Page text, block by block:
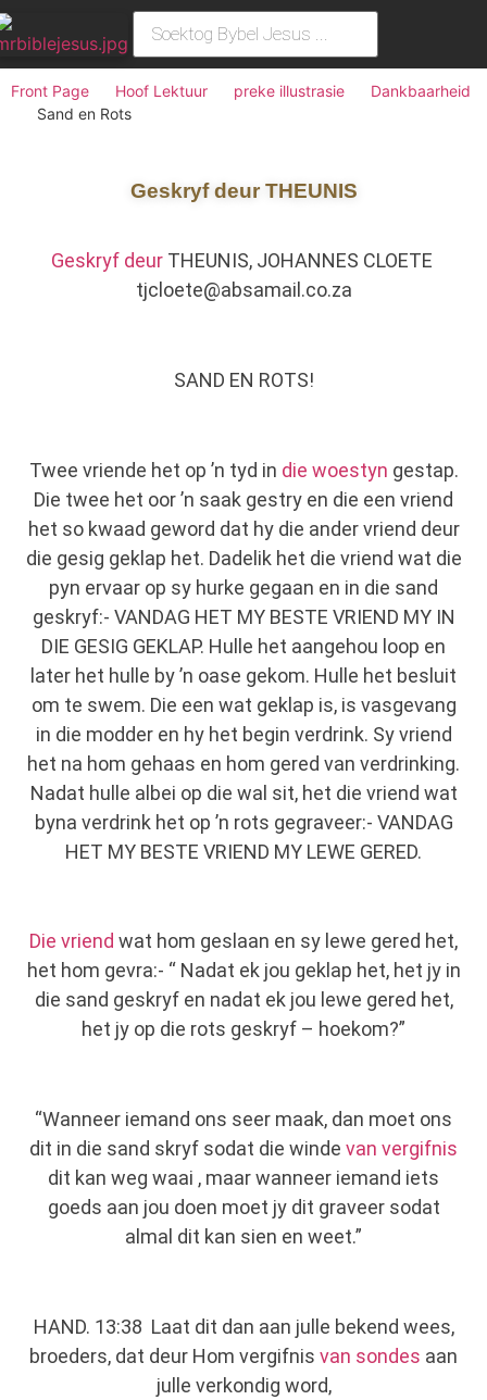
Front Page Hoof Lektuur preke illustrasie
Dankbaarheid
Sand en Rots
Geskryf deur THEUNIS
Geskryf deurTHEUNIS, JOHANNES CLOETE
tjcloete@absamail.co.za
SAND EN ROTS!
Twee vriende het op ’n tyd in die woestyn gestap.
Die twee het oor ’n saak gestry en die een vriend
het so kwaad geword dat hy die ander vriend deur
die gesig geklap het. Dadelik het die vriend wat die
pyn ervaar op sy hurke gegaan en in die sand
geskryf:- VANDAG HET MY BESTE VRIEND MY IN
DIE GESIG GEKLAP. Hulle het aangehou loop en
later het hulle by ’n oase gekom. Hulle het besluit
om te swem. Die een wat geklap is, is vasgevang
in die modder en hy het begin verdrink. Sy vriend
het na hom gehaas en hom gered van verdrinking.
Nadat hulle albei op die wal sit, het die vriend wat
byna verdrink het op ’n rots gegraveer:- VANDAG
HET MY BESTE VRIEND MY LEWE GERED.
Die vriend wat hom geslaan en sy lewe gered het,
het hom gevra:- “ Nadat ek jou geklap het, het jy in
die sand geskryf en nadat ek jou lewe gered het,
het jy op die rots geskryf – hoekom?”
“Wanneer iemand ons seer maak, dan moet ons
dit in die sand skryf sodat die winde van vergifnis
dit kan weg waai , maar wanneer iemand iets
goeds aan jou doen moet jy dit graveer sodat
almal dit kan sien en weet.”
HAND. 13:38 Laat dit dan aan julle bekend wees,
broeders, dat deur Hom vergifnis van sondes aan
julle verkondig word,